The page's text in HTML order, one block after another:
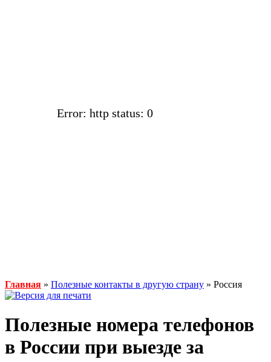
Error: http status: 0
Главная » Полезные контакты в другую страну » Россия
Полезные номера телефонов
в России при выезде за